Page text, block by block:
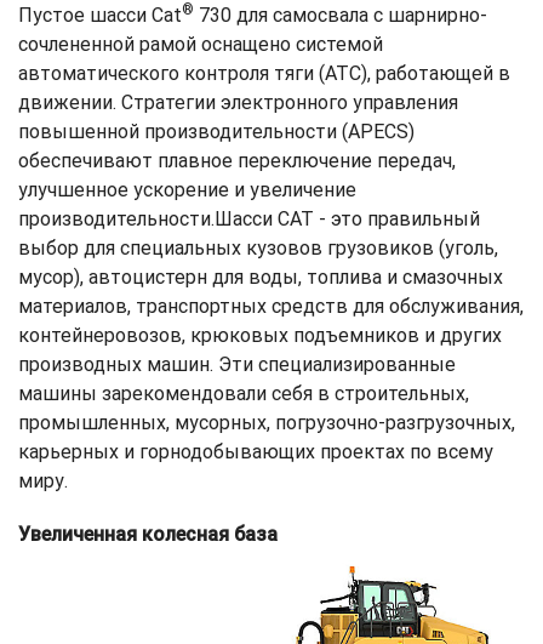
Пустое шасси Cat® 730 для самосвала с шарнирно-
сочлененной рамой оснащено системой
автоматического контроля тяги (ATC), работающей в
движении. Стратегии электронного управления
повышенной производительности (APECS)
обеспечивают плавное переключение передач,
улучшенное ускорение и увеличение
производительности.Шасси CAT - это правильный
выбор для специальных кузовов грузовиков (уголь,
мусор), автоцистерн для воды, топлива и смазочных
материалов, транспортных средств для обслуживания,
контейнеровозов, крюковых подъемников и других
производных машин. Эти специализированные
машины зарекомендовали себя в строительных,
промышленных, мусорных, погрузочно-разгрузочных,
карьерных и горнодобывающих проектах по всему
миру.
Увеличенная колесная база